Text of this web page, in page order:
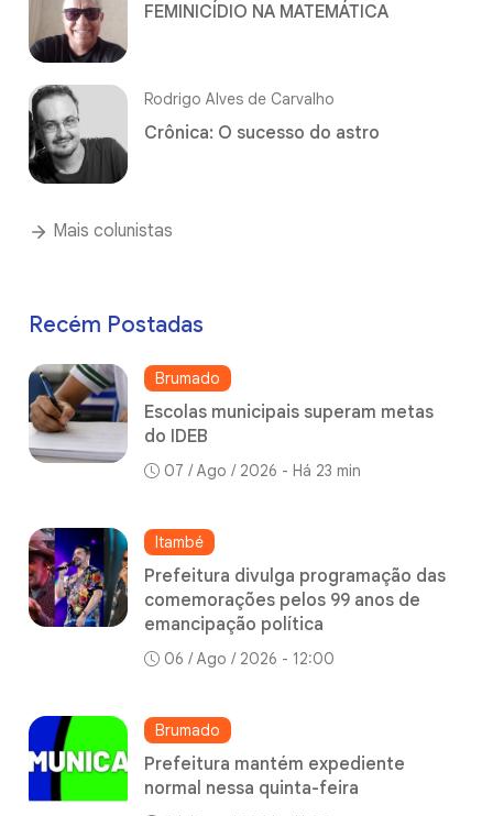
FEMINICÍDIO NA MATEMÁTICA
Rodrigo Alves de Carvalho
Crônica: O sucesso do astro
Mais colunistas
Recém Postadas
Brumado
Escolas municipais superam metas
do IDEB
07 / Ago / 2026 - Há 23 min
Itambé
Prefeitura divulga programação das
comemorações pelos 99 anos de
emancipação política
06 / Ago / 2026 - 12:00
Brumado
Prefeitura mantém expediente
normal nessa quinta-feira